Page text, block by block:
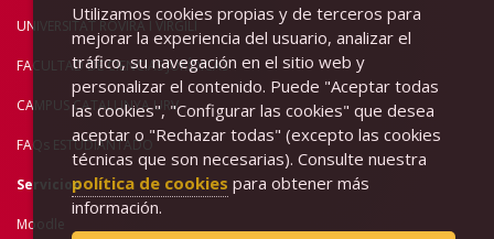
UNIVERSITAT ROVIRA I VIRGILI
FACULTAD DE CIENCIAS JURÍDICAS
CAMPUS CATALUNYA URV
FAQs ESTUDIANTADO
Servicios
Moodle
Utilizamos cookies propias y de terceros para
mejorar la experiencia del usuario, analizar el
tráfico, su navegación en el sitio web y
personalizar el contenido. Puede "Aceptar todas
las cookies", "Configurar las cookies" que desea
aceptar o "Rechazar todas" (excepto las cookies
técnicas que son necesarias). Consulte nuestra
política de cookies para obtener más
información.